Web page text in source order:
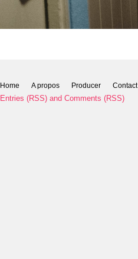
Home A propos Producer Contact
Entries (RSS) and Comments (RSS)